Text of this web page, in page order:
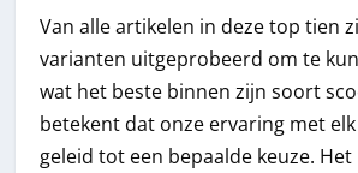
Van alle artikelen in deze top tien
varianten uitgeprobeerd om te
wat het beste binnen zijn soort
betekent dat onze ervaring met
geleid tot een bepaalde keuze.